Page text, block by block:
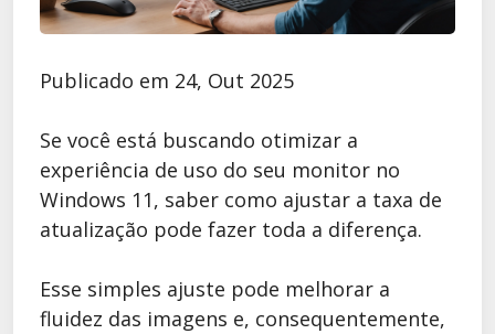
Publicado em 24, Out 2025
Se você está buscando otimizar a
experiência de uso do seu monitor no
Windows 11, saber como ajustar a taxa de
atualização pode fazer toda a diferença.
Esse simples ajuste pode melhorar a
fluidez das imagens e, consequentemente,